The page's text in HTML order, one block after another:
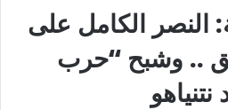
النصر الكامل على
.. وشبح “حرب